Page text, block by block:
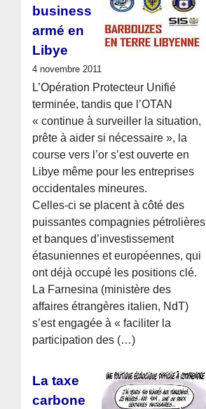
business
armé en
Libye
4 novembre 2011
L’Opération Protecteur Unifié
terminée, tandis que l’OTAN
« continue à surveiller la situation,
prête à aider si nécessaire », la
course vers l’or s’est ouverte en
Libye même pour les entreprises
occidentales mineures.
Celles-ci se placent à côté des
puissantes compagnies pétrolières
et banques d’investissement
étasuniennes et européennes, qui
ont déjà occupé les positions clé.
La Farnesina (ministère des
affaires étrangères italien, NdT)
s’est engagée à « faciliter la
participation des (…)
La taxe
carbone